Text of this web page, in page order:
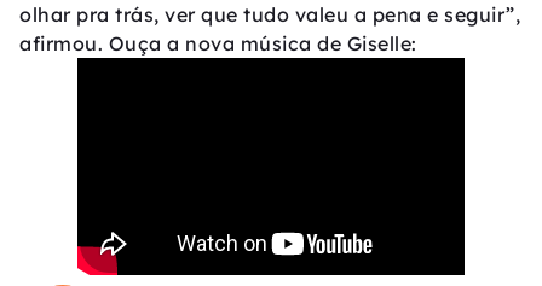
olhar pra trás, ver que tudo valeu a pena e seguir”,
afirmou. Ouça a nova música de Giselle: